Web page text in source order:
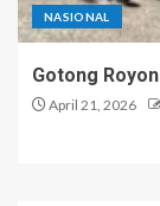
NASIONAL
Gotong
April 21, 2026